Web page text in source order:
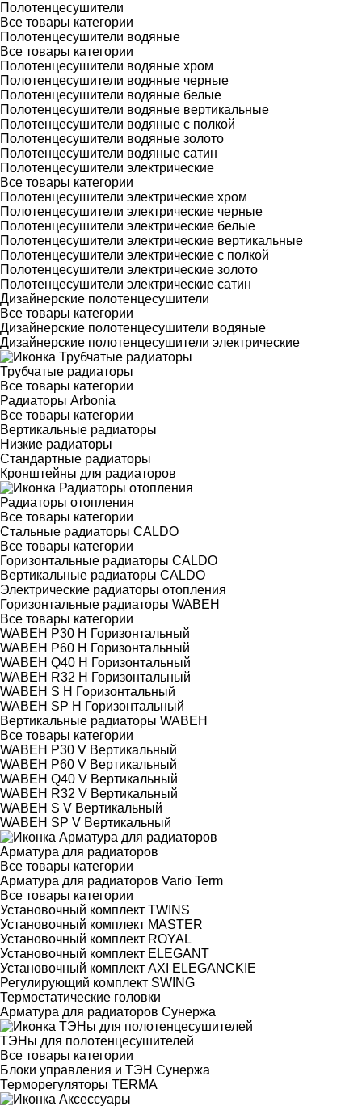
Полотенцесушители
Все товары категории
Полотенцесушители водяные
Все товары категории
Полотенцесушители водяные хром
Полотенцесушители водяные черные
Полотенцесушители водяные белые
Полотенцесушители водяные вертикальные
Полотенцесушители водяные с полкой
Полотенцесушители водяные золото
Полотенцесушители водяные сатин
Полотенцесушители электрические
Все товары категории
Полотенцесушители электрические хром
Полотенцесушители электрические черные
Полотенцесушители электрические белые
Полотенцесушители электрические вертикальные
Полотенцесушители электрические с полкой
Полотенцесушители электрические золото
Полотенцесушители электрические сатин
Дизайнерские полотенцесушители
Все товары категории
Дизайнерские полотенцесушители водяные
Дизайнерские полотенцесушители электрические
Трубчатые радиаторы
Все товары категории
Радиаторы Arbonia
Все товары категории
Вертикальные радиаторы
Низкие радиаторы
Стандартные радиаторы
Кронштейны для радиаторов
Радиаторы отопления
Все товары категории
Стальные радиаторы CALDO
Все товары категории
Горизонтальные радиаторы CALDO
Вертикальные радиаторы CALDO
Электрические радиаторы отопления
Горизонтальные радиаторы WABEH
Все товары категории
WABEH P30 H Горизонтальный
WABEH P60 H Горизонтальный
WABEH Q40 H Горизонтальный
WABEH R32 H Горизонтальный
WABEH S H Горизонтальный
WABEH SP H Горизонтальный
Вертикальные радиаторы WABEH
Все товары категории
WABEH P30 V Вертикальный
WABEH P60 V Вертикальный
WABEH Q40 V Вертикальный
WABEH R32 V Вертикальный
WABEH S V Вертикальный
WABEH SP V Вертикальный
Арматура для радиаторов
Все товары категории
Арматура для радиаторов Vario Term
Все товары категории
Установочный комплект TWINS
Установочный комплект MASTER
Установочный комплект ROYAL
Установочный комплект ELEGANT
Установочный комплект AXI ELEGANCKIE
Регулирующий комплект SWING
Термостатические головки
Арматура для радиаторов Сунержа
ТЭНы для полотенцесушителей
Все товары категории
Блоки управления и ТЭН Сунержа
Терморегуляторы TERMA